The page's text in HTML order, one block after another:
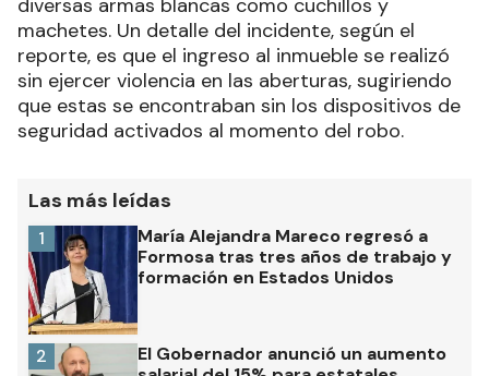
diversas armas blancas como cuchillos y
machetes. Un detalle del incidente, según el
reporte, es que el ingreso al inmueble se realizó
sin ejercer violencia en las aberturas, sugiriendo
que estas se encontraban sin los dispositivos de
seguridad activados al momento del robo.
Las más leídas
María Alejandra Mareco regresó a
Formosa tras tres años de trabajo y
formación en Estados Unidos
1
El Gobernador anunció un aumento
2